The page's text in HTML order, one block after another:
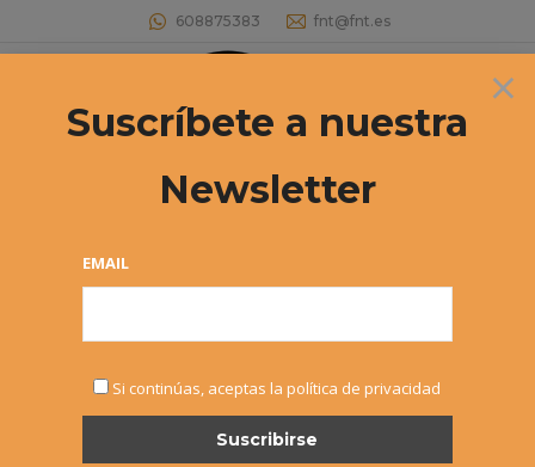
608875383 fnt@fnt.es
Buscar:
Archivos por mes: noviembre 2019
MASTER NAVARRO CADETE Y
JUNIOR “INTERSPORT IRABIA-
×
Suscríbete a nuestra
Newsletter
EMAIL
Si continúas, aceptas la política de privacidad